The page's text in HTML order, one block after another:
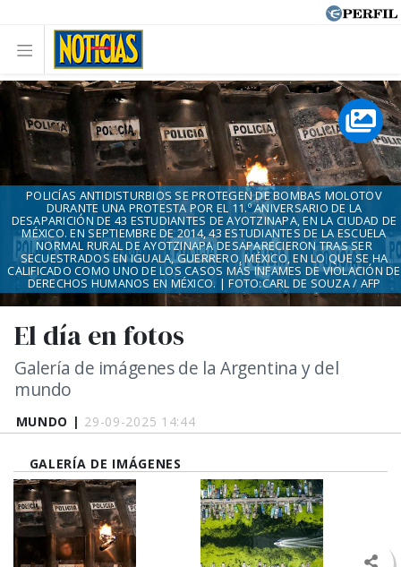
MUNDO | 29-09-2025 14:44
El día en fotos
Galería de imágenes de la Argentina y del
mundo
POLICÍAS ANTIDISTURBIOS SE PROTEGEN DE BOMBAS MOLOTOV
DURANTE UNA PROTESTA POR EL 11.º ANIVERSARIO DE LA
DESAPARICIÓN DE 43 ESTUDIANTES DE AYOTZINAPA, EN LA CIUDAD DE
MÉXICO. EN SEPTIEMBRE DE 2014, 43 ESTUDIANTES DE LA ESCUELA
NORMAL RURAL DE AYOTZINAPA DESAPARECIERON TRAS SER
SECUESTRADOS EN IGUALA, GUERRERO, MÉXICO, EN LO QUE SE HA
CALIFICADO COMO UNO DE LOS CASOS MÁS INFAMES DE VIOLACIÓN DE
DERECHOS HUMANOS EN MÉXICO. | FOTO:CARL DE SOUZA / AFP
GALERÍA DE IMÁGENES